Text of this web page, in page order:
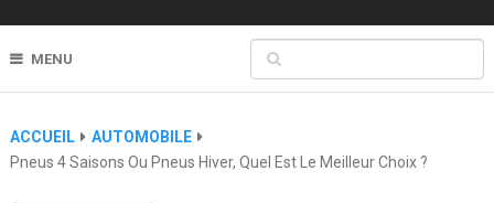
MENU
ACCUEIL
AUTOMOBILE
Pneus 4 Saisons Ou Pneus Hiver, Quel Est Le Meilleur Choix ?